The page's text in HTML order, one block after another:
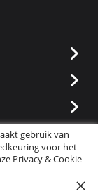
gebruik van
voor het
Privacy & Cookie